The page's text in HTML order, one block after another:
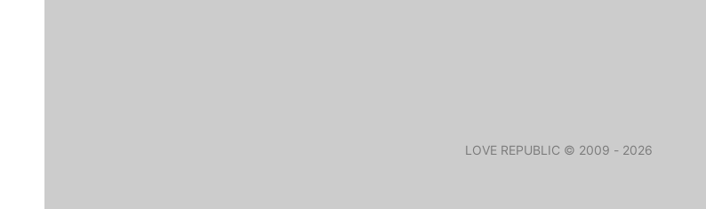
LOVE REPUBLIC © 2009 - 2026